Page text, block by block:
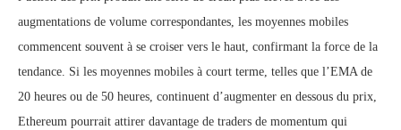
augmentations de volume correspondantes, les moyennes mobiles
commencent souvent à se croiser vers le haut, confirmant la force de la
tendance. Si les moyennes mobiles à court terme, telles que l’EMA de
20 heures ou de 50 heures, continuent d’augmenter en dessous du prix,
Ethereum pourrait attirer davantage de traders de momentum qui